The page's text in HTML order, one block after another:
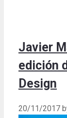
Javier
edición
Design
20/11/2017